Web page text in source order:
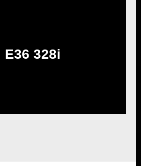
E36 328i